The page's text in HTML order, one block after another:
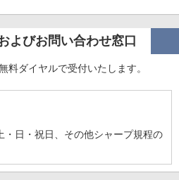
よびお問い合わせ窓口
料ダイヤルで受付いたします。
日・祝日、その他シャープ規程の